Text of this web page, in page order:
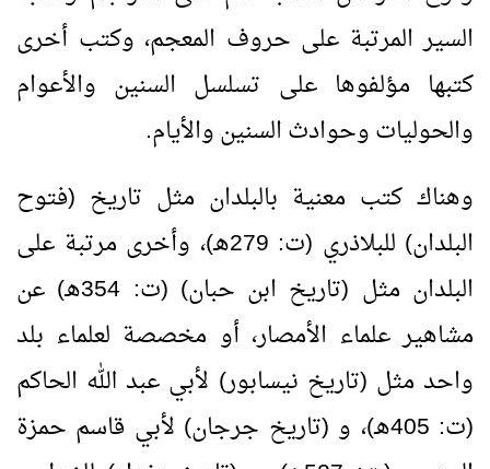
السير المرتبة على حروف المعجم، وكتب أخرى
كتبها مؤلفوها على تسلسل السنين والأعوام
والحوليات وحوادث السنين والأيام.
وهناك كتب معنية بالبلدان مثل تاريخ (فتوح
البلدان) للبلاذري (ت: 279هـ)، وأخرى مرتبة على
البلدان مثل (تاريخ ابن حبان) (ت: 354هـ) عن
مشاهير علماء الأمصار، أو مخصصة لعلماء بلد
واحد مثل (تاريخ نيسابور) لأبي عبد الله الحاكم
(ت: 405هـ)، و (تاريخ جرجان) لأبي قاسم حمزة